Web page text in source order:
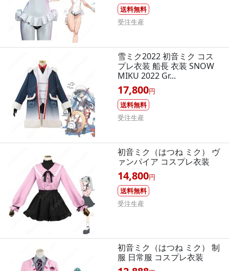
送料無料
受注生産
雪ミク2022 初音ミク コス
プレ衣装 船長 衣装 SNOW
MIKU 2022 Gr...
17,800円
送料無料
受注生産
初音ミク（はつね ミク） ヴ
ァンパイア コスプレ衣装
14,800円
送料無料
受注生産
初音ミク（はつね ミク） 制
服 日常服 コスプレ衣装